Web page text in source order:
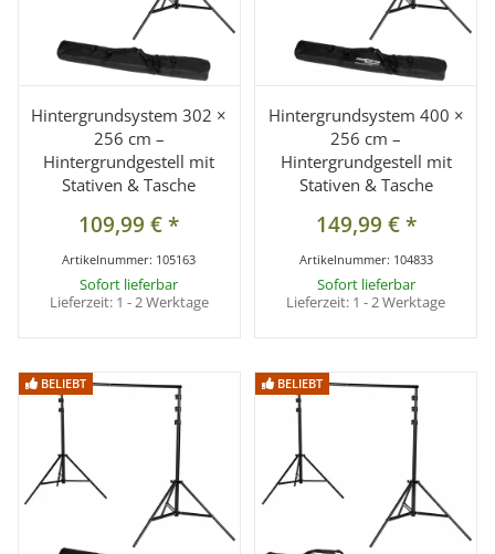
Hintergrundsystem 302 ×
256 cm –
Hintergrundgestell mit
Stativen & Tasche
109,99 €*
Artikelnummer: 105163
Sofort lieferbar
Lieferzeit: 1 - 2 Werktage
Hintergrundsystem 400 ×
256 cm –
Hintergrundgestell mit
Stativen & Tasche
149,99 €*
Artikelnummer: 104833
Sofort lieferbar
Lieferzeit: 1 - 2 Werktage
BELIEBT
BELIEBT BELIEBT
BELIEBT